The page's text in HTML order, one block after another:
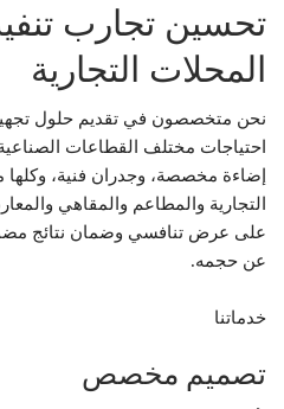
تحسين تجارب
المحلات التجارية
نحن متخصصون في تقديم حلول
احتياجات مختلف القطاعات
إضاءة مخصصة، وجدران فنية،
التجارية والمطاعم والمقاهي
على عرض تنافسي وضمان نتائج
عن حجمه.
خدماتنا
تصميم مخصص